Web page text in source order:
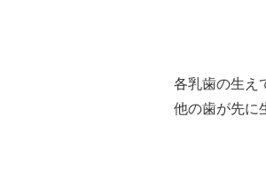
各乳歯の生え
他の歯が先に